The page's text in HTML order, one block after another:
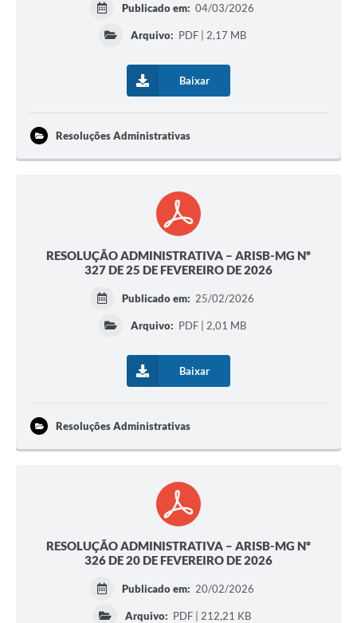
Publicado em: 04/03/2026
Arquivo: PDF | 2,17 MB
Baixar
Resoluções Administrativas
RESOLUÇÃO ADMINISTRATIVA – ARISB-MG Nº
327 DE 25 DE FEVEREIRO DE 2026
Publicado em: 25/02/2026
Arquivo: PDF | 2,01 MB
Baixar
Resoluções Administrativas
RESOLUÇÃO ADMINISTRATIVA – ARISB-MG Nº
326 DE 20 DE FEVEREIRO DE 2026
Publicado em: 20/02/2026
Arquivo: PDF | 212,21 KB